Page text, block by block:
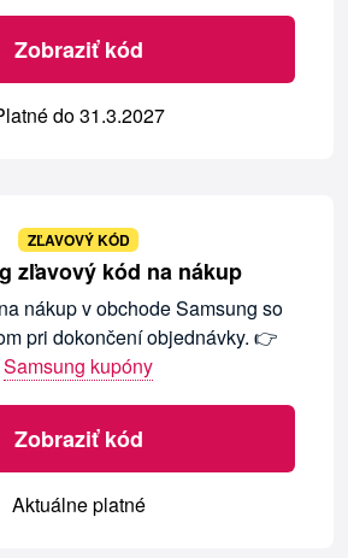
Zobraziť kód
do 31.3.2027
ZĽAVOVÝ KÓD
zľavový kód na nákup
nákup v obchode Samsung so
pri dokončení objednávky. 👉
Samsung kupóny
Zobraziť kód
Aktuálne platné